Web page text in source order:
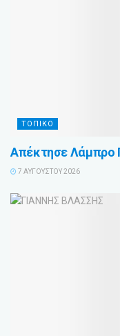
ΤΟΠΙΚΟ
Απέκτησε Λάμπρο
7 ΑΥΓΟΎΣΤΟΥ 2026